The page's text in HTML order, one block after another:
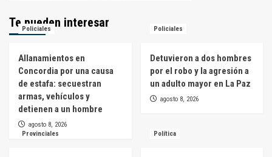
Te pueden interesar
Policiales
Allanamientos en
Concordia por una causa
de estafa: secuestran
armas, vehículos y
detienen a un hombre
agosto 8, 2026
Policiales
Detuvieron a dos hombres
por el robo y la agresión a
un adulto mayor en La Paz
agosto 8, 2026
Provinciales Política